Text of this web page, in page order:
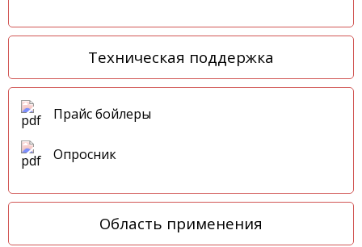
Техническая поддержка
Прайс бойлеры
Опросник
Область применения